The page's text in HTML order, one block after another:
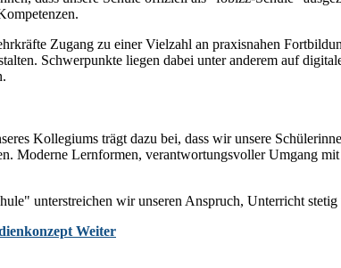
Zugang zu einer Vielzahl an praxisnahen
Schwerpunkte liegen dabei unter anderem auf
Kollegiums trägt dazu bei, dass wir unsere
Moderne Lernformen, verantwortungsvoller Umgang
unterstreichen wir unseren Anspruch, Unterricht
Weiter